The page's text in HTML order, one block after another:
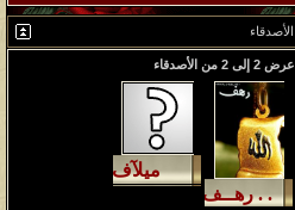
آخر رد:محمد الخضيري
آخر مشاركة
آخر رد: محمد الخضيري
الأصدقاء
عرض 2 إلى 2 من الأصدقاء